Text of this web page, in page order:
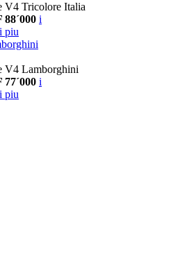
V4 Tricolore Italia
i
piu
V4 Lamborghini
i
piu